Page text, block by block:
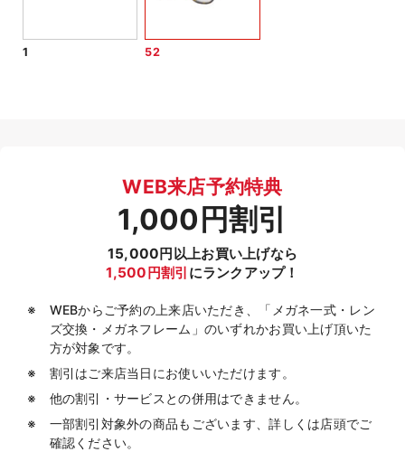
1 52
WEB来店予約特典
1,000円割引
15,000円以上お買い上げなら
1,500円割引 にランクアップ！
WEBからご予約の上来店いただき、「メガネ一式・レン
ズ交換・メガネフレーム」のいずれかお買い上げ頂いた
方が対象です。
割引はご来店当日にお使いいただけます。
他の割引・サービスとの併用はできません。
一部割引対象外の商品もございます、詳しくは店頭でご
確認ください。